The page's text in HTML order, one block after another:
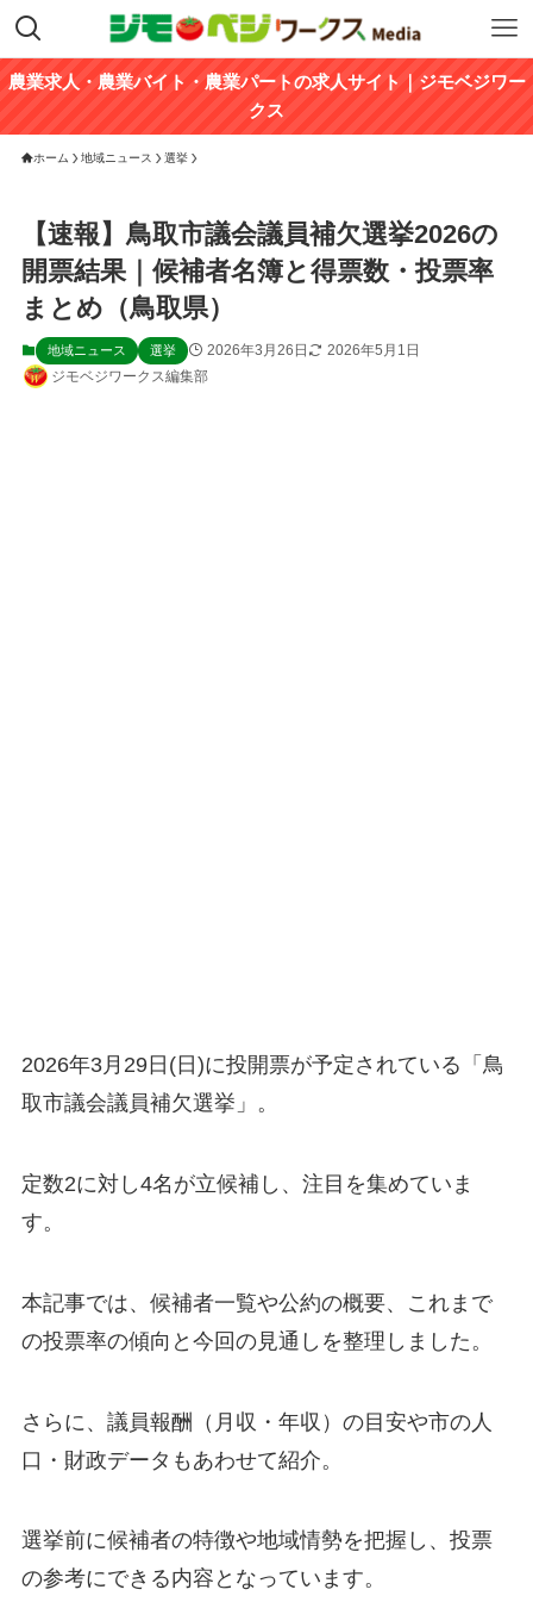
農業求人・農業バイト・農業パートの求人サイト｜ジモベジワー
クス
ホーム 地域ニュース 選挙
【速報】鳥取市議会議員補欠選挙2026の
開票結果｜候補者名簿と得票数・投票率
まとめ（鳥取県）
地域ニュース 選挙 2026年3月26日
2026年5月1日
ジモベジワークス編集部
2026年3月29日(日)に投開票が予定されている「鳥
取市議会議員補欠選挙」。
定数2に対し4名が立候補し、注目を集めていま
す。
本記事では、候補者一覧や公約の概要、これまで
の投票率の傾向と今回の見通しを整理しました。
さらに、議員報酬（月収・年収）の目安や市の人
口・財政データもあわせて紹介。
選挙前に候補者の特徴や地域情勢を把握し、投票
の参考にできる内容となっています。